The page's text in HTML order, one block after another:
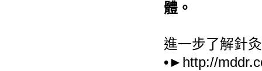
體。
進一步了解針
•►http://